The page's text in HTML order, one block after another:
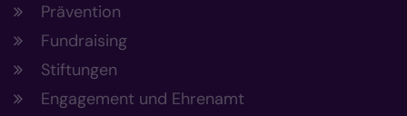
Prävention
Fundraising
Stiftungen
Engagement und Ehrenamt